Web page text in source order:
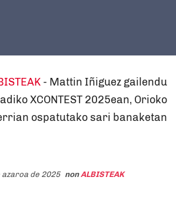
- Mattin Iñiguez gailendu
XCONTEST 2025ean, Orioko
ospatutako sari banaketan
de 2025 nonALBISTEAK